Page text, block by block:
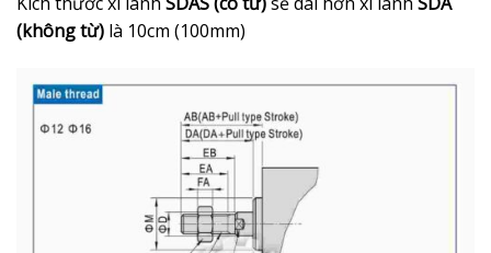
(không từ) là 10cm (100mm)